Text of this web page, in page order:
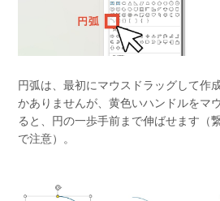
円弧は、最初にマウスドラッグして作
かありませんが、黄色いハンドルをマ
ると、円の一歩手前まで伸ばせます（
で注意）。